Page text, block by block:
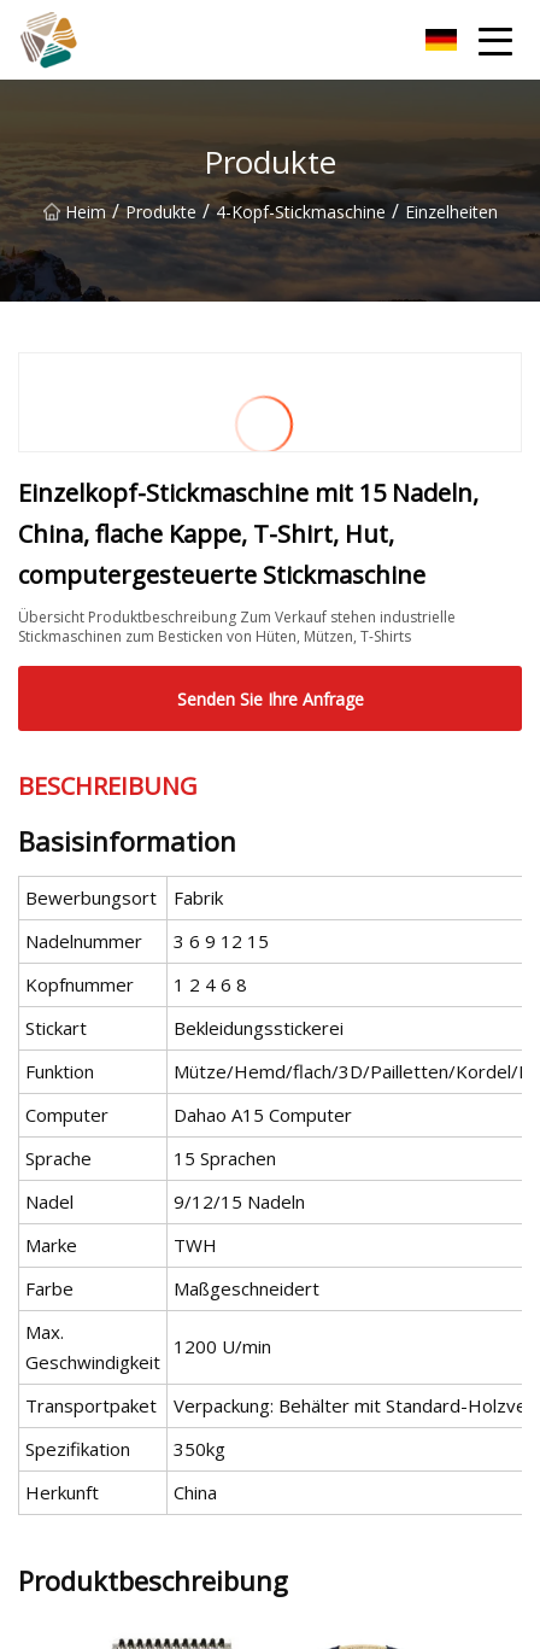
Produkte
Heim / Produkte / 4-Kopf-Stickmaschine / Einzelheiten
Einzelkopf-Stickmaschine mit 15 Nadeln,
China, flache Kappe, T-Shirt, Hut,
computergesteuerte Stickmaschine
Übersicht Produktbeschreibung Zum Verkauf stehen industrielle
Stickmaschinen zum Besticken von Hüten, Mützen, T-Shirts
Senden Sie Ihre Anfrage
BESCHREIBUNG
Basisinformation
Bewerbungsort
Fabrik
Nadelnummer
3 6 9 12 15
Kopfnummer
1 2 4 6 8
Stickart
Bekleidungsstickerei
Funktion
Mütze/Hemd/flach/3D/Pailletten/Kordel/
Computer
Dahao A15 Computer
Sprache
15 Sprachen
Nadel
9/12/15 Nadeln
Marke
TWH
Farbe
Maßgeschneidert
Max.
Geschwindigkeit
1200 U/min
Transportpaket
Verpackung: Behälter mit Standard-
Spezifikation
350kg
Herkunft
China
Produktbeschreibung